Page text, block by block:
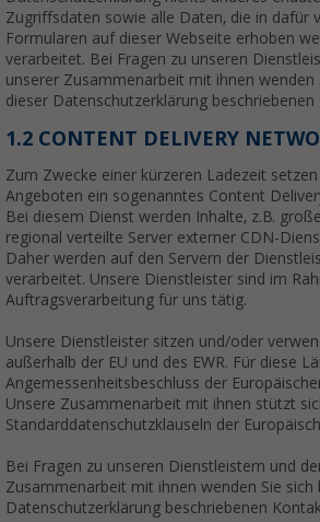
Zugriffsdaten sowie alle Daten, die in dafür
Formularen auf dieser Webseite erhoben
verarbeitet. Bei Fragen zu unseren
unserer Zusammenarbeit mit ihnen wenden
dieser Datenschutzerklärung
1.2 CONTENT DELIVERY
Zum Zwecke einer kürzeren Ladezeit
Angeboten ein sogenanntes Content
Bei diesem Dienst werden Inhalte, z.B.
regional verteilte Server externer CDN-
Daher werden auf den Servern der
verarbeitet. Unsere Dienstleister sind im
Auftragsverarbeitung für uns tätig.
Unsere Dienstleister sitzen und/oder
außerhalb der EU und des EWR. Für diese
Angemessenheitsbeschluss der
Unsere Zusammenarbeit mit ihnen stützt
Standarddatenschutzklauseln der
Bei Fragen zu unseren Dienstleistern und
Zusammenarbeit mit ihnen wenden Sie sich
Datenschutzerklärung beschriebenen